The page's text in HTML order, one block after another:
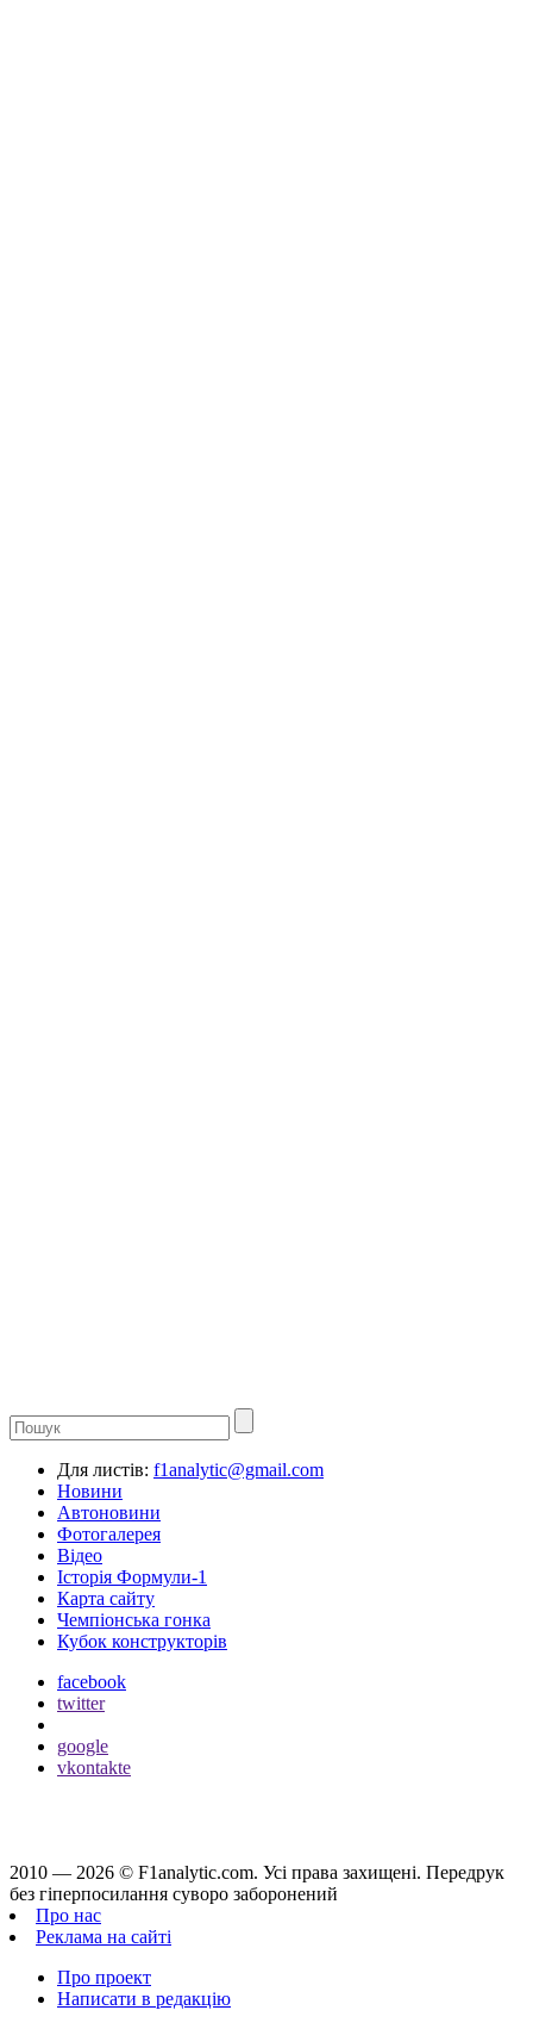
Для листів: f1analytic@gmail.com
Новини
Автоновини
Фотогалерея
Відео
Історія Формули-1
Карта сайту
Чемпіонська гонка
Кубок конструкторів
facebook
twitter
google
vkontakte
2010 — 2026 © F1analytic.com. Усi права захищенi. Передрук
без гіперпосилання суворо заборонений
Про нас
Реклама на сайті
Про проект
Написати в редакцію